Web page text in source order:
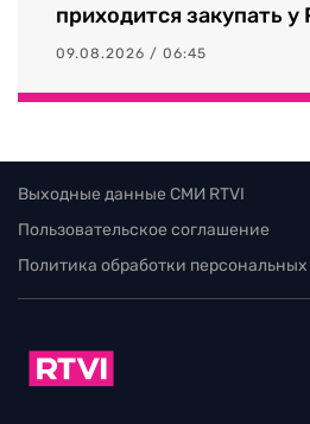
приходится закупать у
09.08.2026 / 06:45
Выходные данные СМИ RTVI
Пользовательское соглашение
Политика обработки